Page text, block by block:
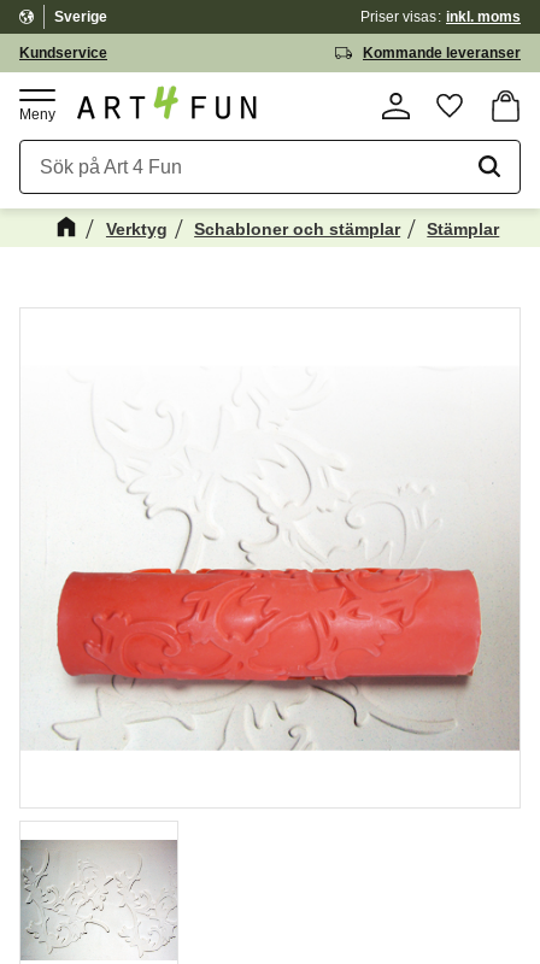
Meny
Kundservice Kommande leveranser
Sverige Priser visas inkl. moms
Verktyg Schabloner och stämplar Stämplar
Royal Soft Fan
Penslar från Royal & Langnickel